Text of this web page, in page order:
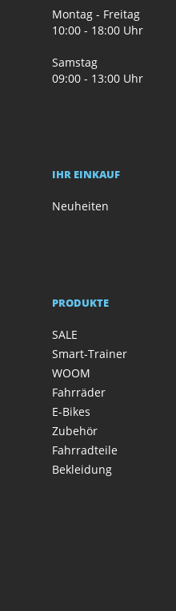
Montag - Freitag
10:00 - 18:00 Uhr
Samstag
09:00 - 13:00 Uhr
IHR EINKAUF
Neuheiten
PRODUKTE
SALE
Smart-Trainer
WOOM
Fahrräder
E-Bikes
Zubehör
Fahrradteile
Bekleidung